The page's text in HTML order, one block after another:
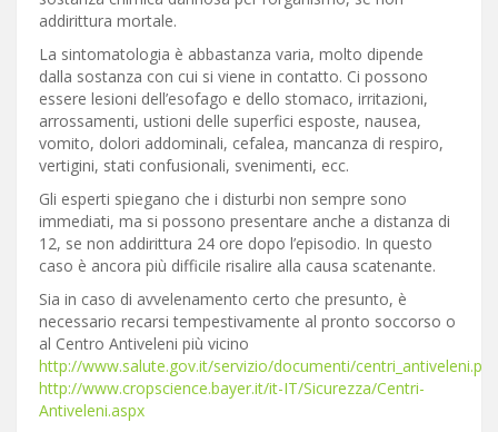
addirittura mortale.
La sintomatologia è abbastanza varia, molto dipende
dalla sostanza con cui si viene in contatto. Ci possono
essere lesioni dell’esofago e dello stomaco, irritazioni,
arrossamenti, ustioni delle superfici esposte, nausea,
vomito, dolori addominali, cefalea, mancanza di respiro,
vertigini, stati confusionali, svenimenti, ecc.
Gli esperti spiegano che i disturbi non sempre sono
immediati, ma si possono presentare anche a distanza di
12, se non addirittura 24 ore dopo l’episodio. In questo
caso è ancora più difficile risalire alla causa scatenante.
Sia in caso di avvelenamento certo che presunto, è
necessario recarsi tempestivamente al pronto soccorso o
al Centro Antiveleni più vicino
http://www.salute.gov.it/servizio/documenti/centri_antiveleni.pdf
http://www.cropscience.bayer.it/it-IT/Sicurezza/Centri-
Antiveleni.aspx